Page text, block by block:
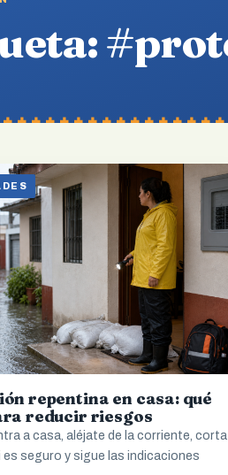
repentina en casa: qué
reducir riesgos
a casa, aléjate de la corriente, corta
es seguro y sigue las indicaciones